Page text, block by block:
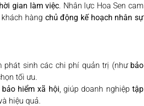
gian làm việc. Nhân lực Hoa Sen cam
khách hàng chủ động kế hoạch nhân sự
phát sinh các chi phí quản trị (như bảo
tối ưu.
hiểm xã hội, giúp doanh nghiệptập
hiệu quả.